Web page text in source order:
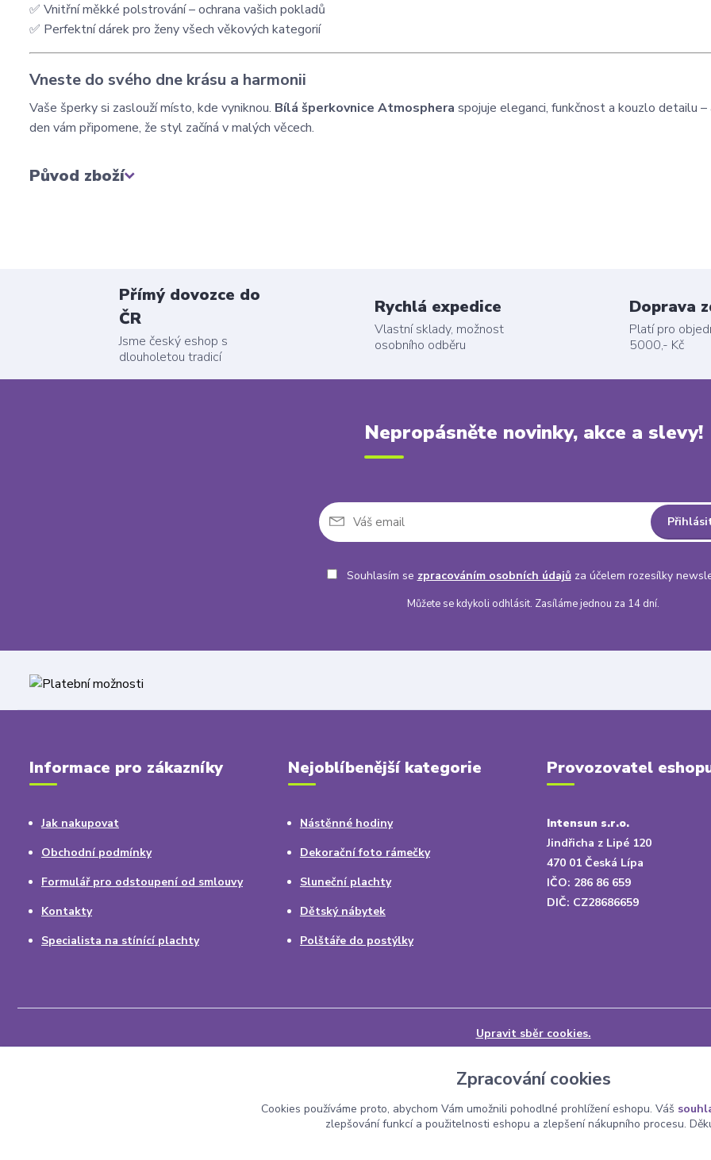
✅ Vnitřní měkké polstrování – ochrana vašich pokladů
✅ Perfektní dárek pro ženy všech věkových kategorií
Vneste do svého dne krásu a harmonii
Vaše šperky si zaslouží místo, kde vyniknou. Bílá šperkovnice Atmosphera spojuje eleganci, funkčnost a kouzlo detailu –
den vám připomene, že styl začíná v malých věcech.
Původ zboží
Přímý dovozce do
ČR
Jsme český eshop s
dlouholetou tradicí
Rychlá expedice
Vlastní sklady, možnost
osobního odběru
Doprava
Platí pro
5000,- Kč
Nepropásněte novinky, akce a slevy!
Souhlasím se zpracováním osobních údajůza účelem rozesílky
Můžete se kdykoli odhlásit. Zasíláme jednou za 14 dní.
Informace pro zákazníky
Jak nakupovat
Obchodní podmínky
Formulář pro odstoupení od smlouvy
Kontakty
Specialista na stínící plachty
Nejoblíbenější kategorie
Nástěnné hodiny
Dekorační foto rámečky
Sluneční plachty
Dětský nábytek
Polštáře do postýlky
Provozovatel
Intensun s.r.o.
Jindřicha z Lipé 120
470 01 Česká Lípa
IČO: 286 86 659
DIČ: CZ28686659
Upravit sběr cookies.
Zpracování cookies
Cookies používáme proto, abychom Vám umožnili pohodlné prohlížení eshopu. Váš
zlepšování funkcí a použitelnosti eshopu a zlepšení nákupního procesu.